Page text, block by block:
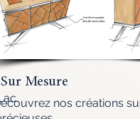
Sur Mesure
nos créations